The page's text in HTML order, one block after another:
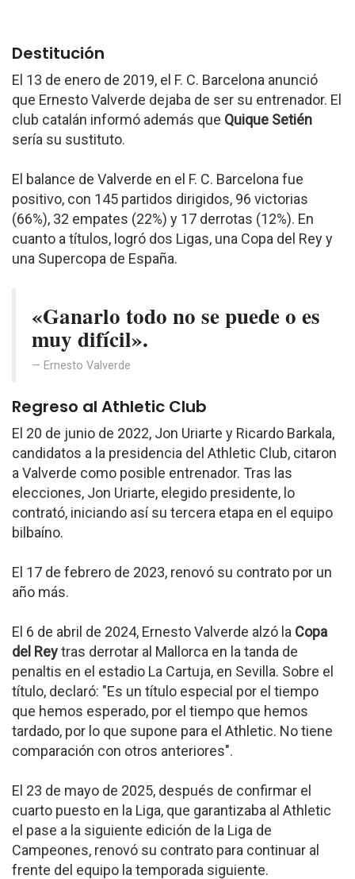
Destitución
El 13 de enero de 2019, el F. C. Barcelona anunció
que Ernesto Valverde dejaba de ser su entrenador. El
club catalán informó además que Quique Setién
sería su sustituto.
El balance de Valverde en el F. C. Barcelona fue
positivo, con 145 partidos dirigidos, 96 victorias
(66%), 32 empates (22%) y 17 derrotas (12%). En
cuanto a títulos, logró dos Ligas, una Copa del Rey y
una Supercopa de España.
«Ganarlo todo no se puede o es
muy difícil».
Ernesto Valverde
Regreso al Athletic Club
El 20 de junio de 2022, Jon Uriarte y Ricardo Barkala,
candidatos a la presidencia del Athletic Club, citaron
a Valverde como posible entrenador. Tras las
elecciones, Jon Uriarte, elegido presidente, lo
contrató, iniciando así su tercera etapa en el equipo
bilbaíno.
El 17 de febrero de 2023, renovó su contrato por un
año más.
El 6 de abril de 2024, Ernesto Valverde alzó la Copa
del Reytras derrotar al Mallorca en la tanda de
penaltis en el estadio La Cartuja, en Sevilla. Sobre el
título, declaró: "Es un título especial por el tiempo
que hemos esperado, por el tiempo que hemos
tardado, por lo que supone para el Athletic. No tiene
comparación con otros anteriores".
El 23 de mayo de 2025, después de confirmar el
cuarto puesto en la Liga, que garantizaba al Athletic
el pase a la siguiente edición de la Liga de
Campeones, renovó su contrato para continuar al
frente del equipo la temporada siguiente.